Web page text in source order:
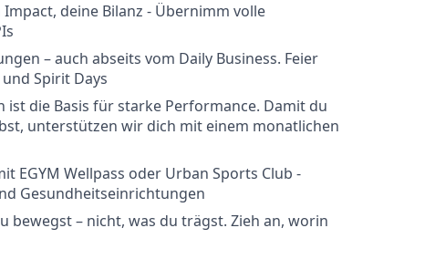
Impact, deine Bilanz - Übernimm volle
– auch abseits vom Daily Business. Feier
Spirit Days
ist die Basis für starke Performance. Damit du
unterstützen wir dich mit einem monatlichen
EGYM Wellpass oder Urban Sports Club -
Gesundheitseinrichtungen
bewegst – nicht, was du trägst. Zieh an, worin